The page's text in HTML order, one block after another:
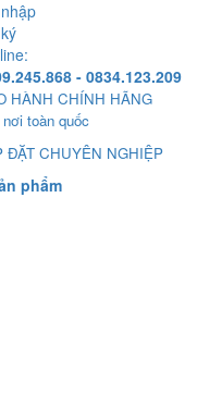
- 0834.123.209
HÀNH CHÍNH HÃNG
nơi toàn quốc
ĐẶT CHUYÊN NGHIỆP
phẩm